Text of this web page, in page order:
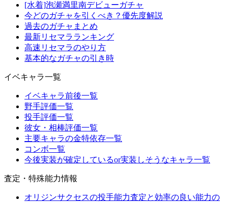
[水着]泡瀬満里南デビューガチャ
今どのガチャを引くべき？優先度解説
過去のガチャまとめ
最新リセマラランキング
高速リセマラのやり方
基本的なガチャの引き時
イベキャラ一覧
イベキャラ前後一覧
野手評価一覧
投手評価一覧
彼女・相棒評価一覧
主要キャラの金特依存一覧
コンボ一覧
今後実装が確定しているor実装しそうなキャラ一覧
査定・特殊能力情報
オリジンサクセスの投手能力査定と効率の良い能力の